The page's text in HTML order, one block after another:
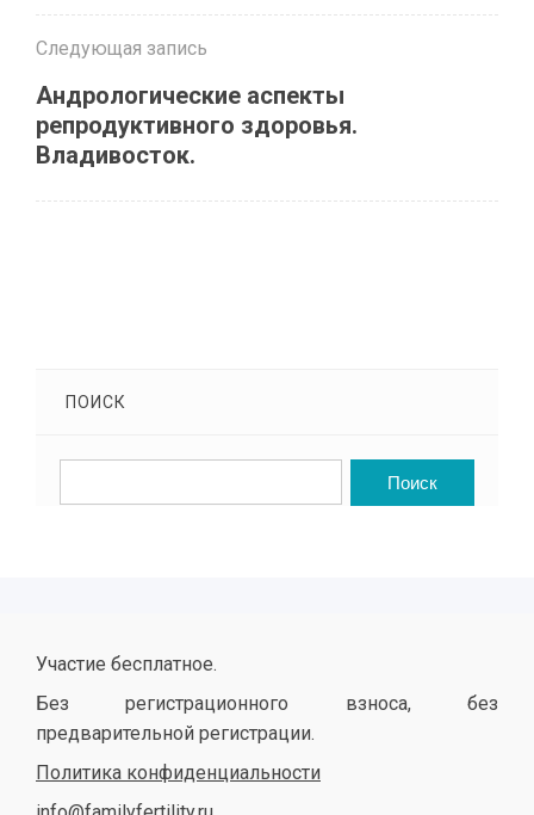
Следующая запись
Андрологические аспекты
репродуктивного здоровья.
Владивосток.
ПОИСК
Участие бесплатное.
Без регистрационного взноса, без
предварительной регистрации.
Политика конфиденциальности